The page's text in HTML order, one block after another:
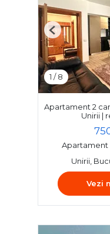
1 /8
Previous
Apartament 2
Unirii |
Apartament
Unirii,
Vezi